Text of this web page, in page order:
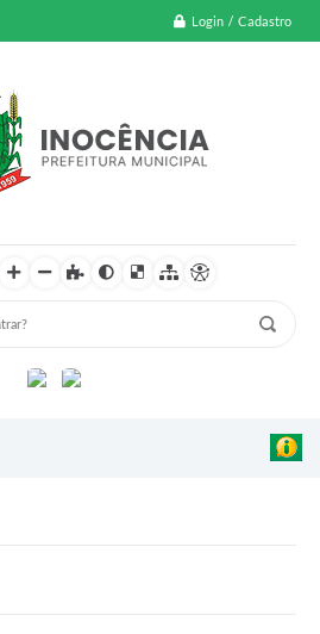
Login / Cadastro